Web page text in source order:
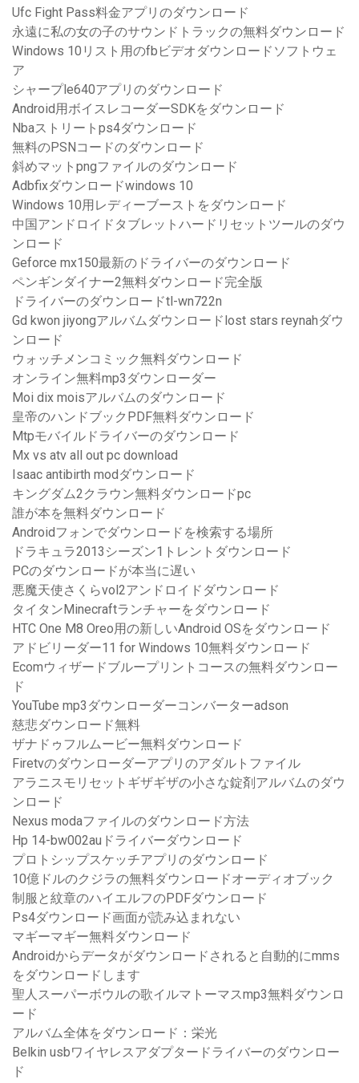
Ufc Fight Pass料金アプリのダウンロード
永遠に私の女の子のサウンドトラックの無料ダウンロード
Windows 10リスト用のfbビデオダウンロードソフトウェ
ア
シャープle640アプリのダウンロード
Android用ボイスレコーダーSDKをダウンロード
Nbaストリートps4ダウンロード
無料のPSNコードのダウンロード
斜めマットpngファイルのダウンロード
Adbfixダウンロードwindows 10
Windows 10用レディーブーストをダウンロード
中国アンドロイドタブレットハードリセットツールのダウ
ンロード
Geforce mx150最新のドライバーのダウンロード
ペンギンダイナー2無料ダウンロード完全版
ドライバーのダウンロードtl-wn722n
Gd kwon jiyongアルバムダウンロードlost stars reynahダウ
ンロード
ウォッチメンコミック無料ダウンロード
オンライン無料mp3ダウンローダー
Moi dix moisアルバムのダウンロード
皇帝のハンドブックPDF無料ダウンロード
Mtpモバイルドライバーのダウンロード
Mx vs atv all out pc download
Isaac antibirth modダウンロード
キングダム2クラウン無料ダウンロードpc
誰が本を無料ダウンロード
Androidフォンでダウンロードを検索する場所
ドラキュラ2013シーズン1トレントダウンロード
PCのダウンロードが本当に遅い
悪魔天使さくらvol2アンドロイドダウンロード
タイタンMinecraftランチャーをダウンロード
HTC One M8 Oreo用の新しいAndroid OSをダウンロード
アドビリーダー11 for Windows 10無料ダウンロード
Ecomウィザードブループリントコースの無料ダウンロー
ド
YouTube mp3ダウンローダーコンバーターadson
慈悲ダウンロード無料
ザナドゥフルムービー無料ダウンロード
Firetvのダウンローダーアプリのアダルトファイル
アラニスモリセットギザギザの小さな錠剤アルバムのダウ
ンロード
Nexus modaファイルのダウンロード方法
Hp 14-bw002auドライバーダウンロード
プロトシップスケッチアプリのダウンロード
10億ドルのクジラの無料ダウンロードオーディオブック
制服と紋章のハイエルフのPDFダウンロード
Ps4ダウンロード画面が読み込まれない
マギーマギー無料ダウンロード
Androidからデータがダウンロードされると自動的にmms
をダウンロードします
聖人スーパーボウルの歌イルマトーマスmp3無料ダウンロ
ード
アルバム全体をダウンロード：栄光
Belkin usbワイヤレスアダプタードライバーのダウンロー
ド